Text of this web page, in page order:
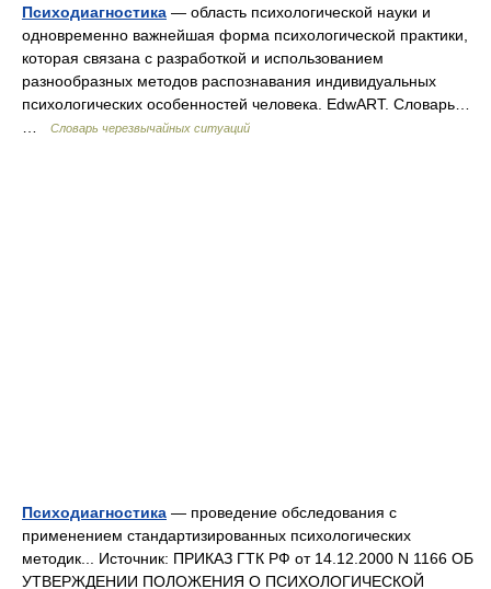
Психодиагностика — область психологической науки и
одновременно важнейшая форма психологической практики,
которая связана с разработкой и использованием
разнообразных методов распознавания индивидуальных
психологических особенностей человека. EdwART. Словарь…
Словарь черезвычайных ситуаций
Психодиагностика — проведение обследования с
применением стандартизированных психологических
методик... Источник: ПРИКАЗ ГТК РФ от 14.12.2000 N 1166 ОБ
УТВЕРЖДЕНИИ ПОЛОЖЕНИЯ О ПСИХОЛОГИЧЕСКОЙ